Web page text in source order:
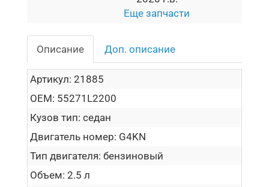
Еще запчасти
Описание Доп. описание
Артикул: 21885
OEM: 55271L2200
Кузов тип: седан
Двигатель номер: G4KN
Тип двигателя: бензиновый
Объем: 2.5 л